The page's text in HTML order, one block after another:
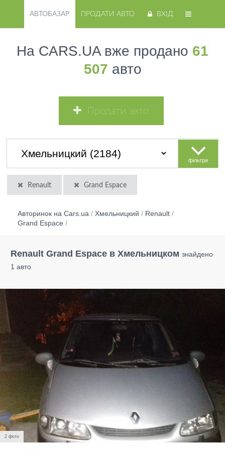
АВТОБАЗАР ПРОДАТИ АВТО ВХІД
На CARS.UA вже продано 61
507 авто
Продати авто
фільтри
Renault Grand Espace
Авторинок на Cars.ua / Хмельницкий / Renault /
Grand Espace /
Renault Grand Espace в Хмельницком знайдено
1 авто
2 фото